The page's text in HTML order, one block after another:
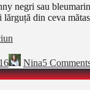
negri sau
lărguță din ceva
Nina5